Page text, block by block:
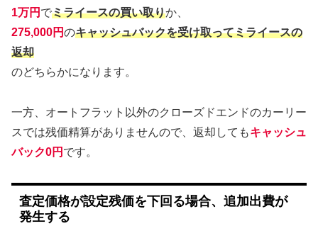
1万円 でミライースの買い取りか、
275,000円のキャッシュバックを受け取ってミライースの
返却
のどちらかになります。
一方、オートフラット以外のクローズドエンドのカーリー
スでは残価精算がありませんので、返却してもキャッシュ
バック0円 です。
査定価格が設定残価を下回る場合、追加出費が
発生する